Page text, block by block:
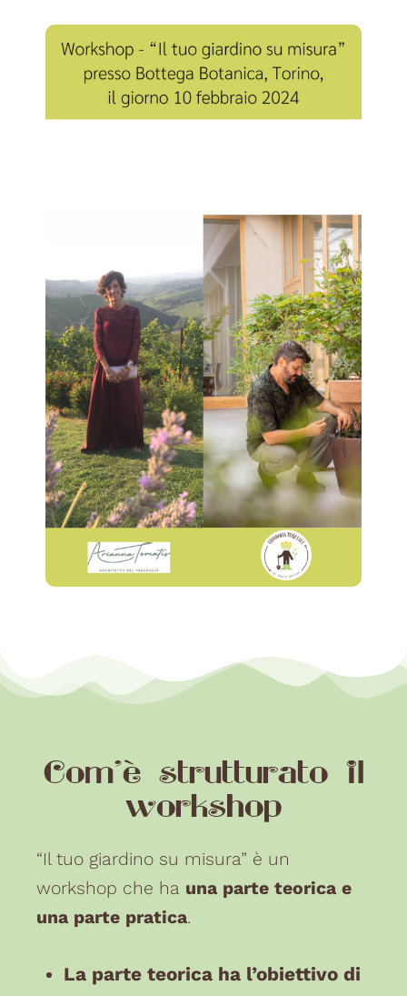
Com'è strutturato il
workshop
“Il tuo giardino su misura” è un
workshop che ha una parte teorica e
una parte pratica.
La parte teorica ha l’obiettivo di